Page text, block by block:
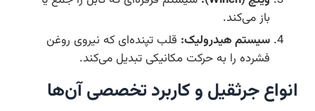
باز می‌کند.
سیستم هیدرولیک: قلب تپنده‌ای که نیروی روغن
فشرده را به حرکت مکانیکی تبدیل می‌کند.
انواع جرثقیل و کاربرد تخصصی آن‌ها